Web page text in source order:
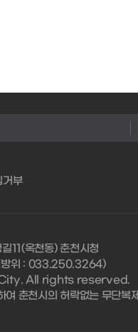
거부
11(옥천동) 춘천시청
방위 : 033.250.3264)
All rights reserved.
여 춘천시의 허락없는 무단복